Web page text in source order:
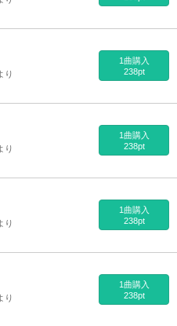
り
1曲購入
238pt
り
1曲購入
238pt
り
1曲購入
238pt
り
1曲購入
238pt